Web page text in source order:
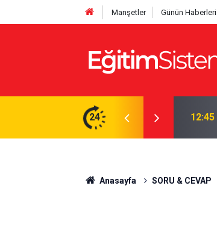
Manşetler Günün Haberleri
24
Sınavla Alan Liseler Yüzde 95,76
04:00
Anasayfa SORU & CEVAP